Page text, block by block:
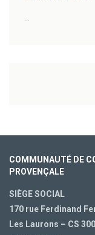
COMMUNAUTÉ DE
PROVENÇALE
SIÈGE SOCIAL
170 rue Ferdinand
Les Laurons – CS